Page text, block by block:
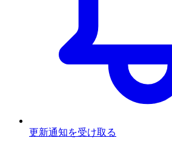
更新通知を受け取る